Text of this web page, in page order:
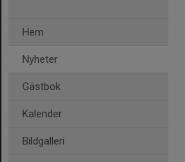
Hem
Nyheter
Gästbok
Kalender
Bildgalleri